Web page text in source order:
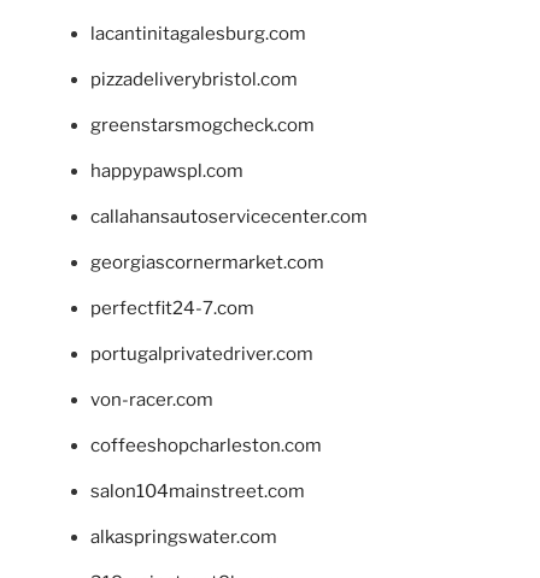
lacantinitagalesburg.com
pizzadeliverybristol.com
greenstarsmogcheck.com
happypawspl.com
callahansautoservicecenter.com
georgiascornermarket.com
perfectfit24-7.com
portugalprivatedriver.com
von-racer.com
coffeeshopcharleston.com
salon104mainstreet.com
alkaspringswater.com